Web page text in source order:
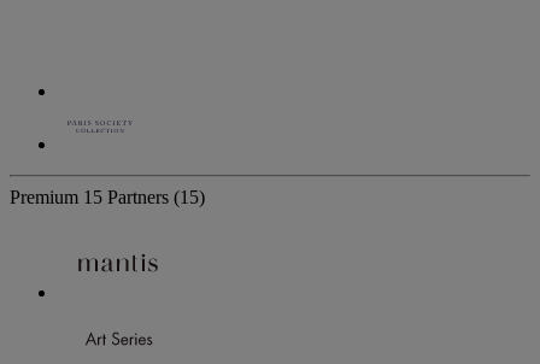
Premium 15 Partners (15)